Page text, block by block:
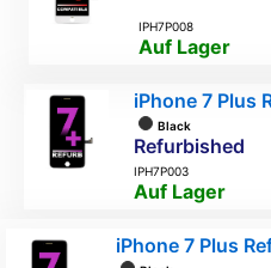
IPH7P008
Auf Lager
iPhone 7 Plus
Black
Refurbished
IPH7P003
Auf Lager
iPhone 7 Plus